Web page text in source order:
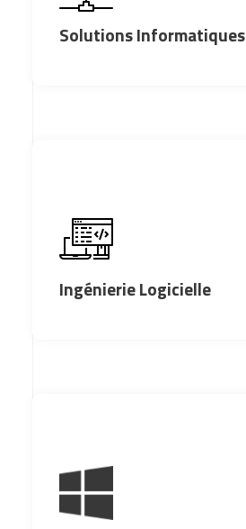
Solutions Informatiques
Ingénierie Logicielle